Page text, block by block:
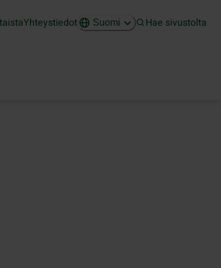
Yhteystiedot Suomi Hae sivustolta